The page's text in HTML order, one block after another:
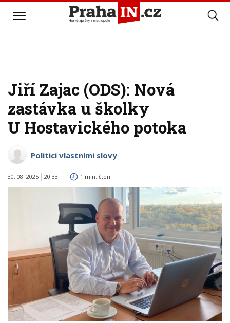
Jiří Zajac (ODS): Nová
zastávka u školky
U Hostavického potoka
Politici vlastními slovy
30. 08. 2025 20:33 1 min. čtení